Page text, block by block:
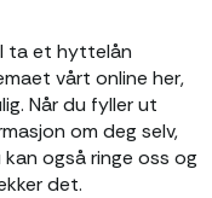
ta et hyttelån
vårt online her,
Når du fyller ut
om deg selv,
også ringe oss og
det.